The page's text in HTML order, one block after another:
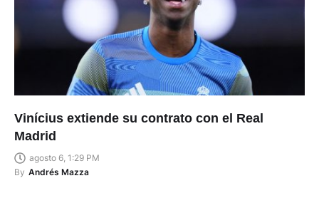
Vinícius extiende su contrato con el Real
Madrid
agosto 6, 1:29 PM
By Andrés Mazza